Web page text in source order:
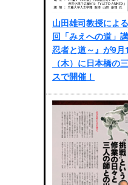
山田雄司教授によ
回「みえへの道」
忍者と道～』が9月
（木）に日本橋の
スで開催！